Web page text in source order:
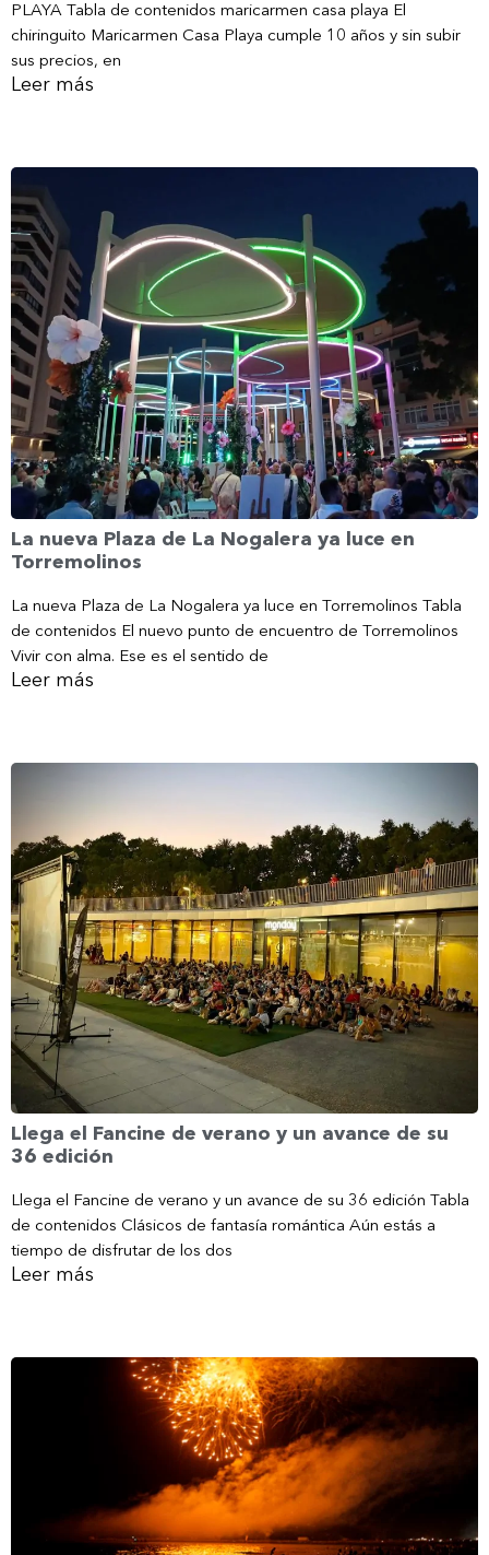
PLAYA Tabla de contenidos maricarmen casa playa El
chiringuito Maricarmen Casa Playa cumple 10 años y sin subir
sus precios, en
Leer más
La nueva Plaza de La Nogalera ya luce en
Torremolinos
La nueva Plaza de La Nogalera ya luce en Torremolinos Tabla
de contenidos El nuevo punto de encuentro de Torremolinos
Vivir con alma. Ese es el sentido de
Leer más
Llega el Fancine de verano y un avance de su
36 edición
Llega el Fancine de verano y un avance de su 36 edición Tabla
de contenidos Clásicos de fantasía romántica Aún estás a
tiempo de disfrutar de los dos
Leer más